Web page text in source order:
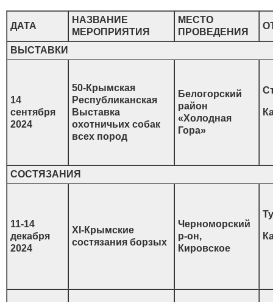
ДАТА
НАЗВАНИЕ
МЕРОПРИЯТИЯ
МЕСТО
ПРОВЕДЕНИЯ
ВЫСТАВКИ
14
сентября
2024
50-Крымская
Республиканская
Выставка
охотничьих собак
всех пород
Белогорский
район
«Холодная
Гора»
СОСТЯЗАНИЯ
11-14
декабря
2024
XI-Крымские
состязания борзых
Черноморский
р-он,
Кировское